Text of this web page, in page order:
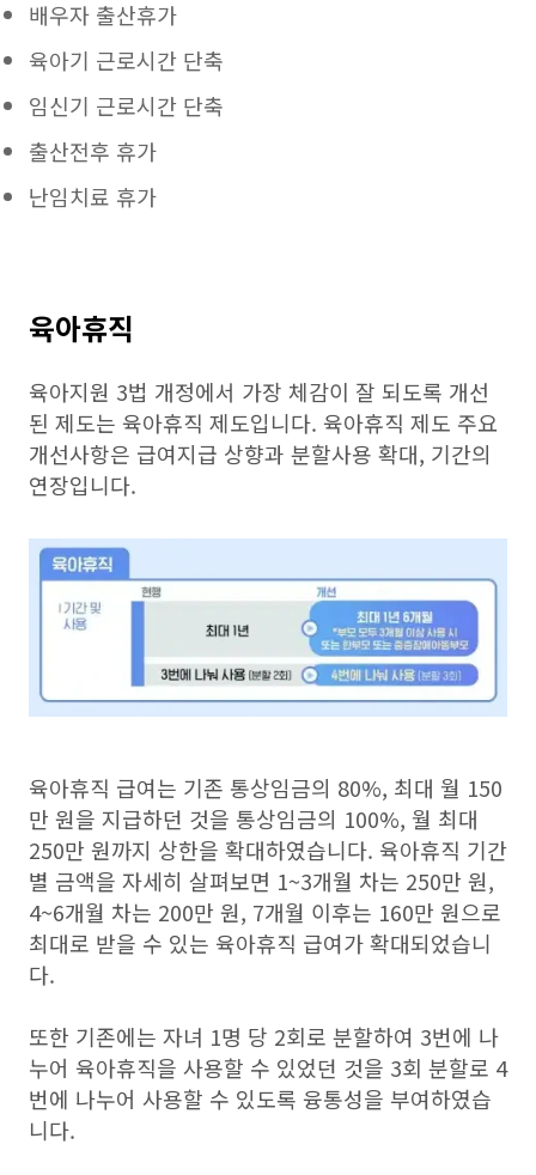
배우자 출산휴가
육아기 근로시간 단축
임신기 근로시간 단축
출산전후 휴가
난임치료 휴가
육아휴직
육아지원 3법 개정에서 가장 체감이 잘 되도록 개선
된 제도는 육아휴직 제도입니다. 육아휴직 제도 주요
개선사항은 급여지급 상향과 분할사용 확대, 기간의
연장입니다.
육아휴직 급여는 기존 통상임금의 80%, 최대 월 150
만 원을 지급하던 것을 통상임금의 100%, 월 최대
250만 원까지 상한을 확대하였습니다. 육아휴직 기간
별 금액을 자세히 살펴보면 1~3개월 차는 250만 원,
4~6개월 차는 200만 원, 7개월 이후는 160만 원으로
최대로 받을 수 있는 육아휴직 급여가 확대되었습니
다.
또한 기존에는 자녀 1명 당 2회로 분할하여 3번에 나
누어 육아휴직을 사용할 수 있었던 것을 3회 분할로 4
번에 나누어 사용할 수 있도록 융통성을 부여하였습
니다.